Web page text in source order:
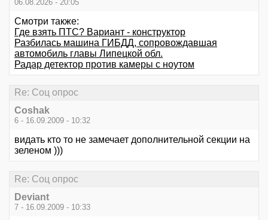
06.08.2026 - 20:05
Смотри также:
Где взять ПТС? Вариант - конструктор
Разбилась машина ГИБДД, сопровождавшая
автомобиль главы Липецкой обл.
Радар детектор против камеры с ноутом
Re: Соц опрос
Coshak
6 - 16.09.2009 - 10:32
видать кто то не замечает дополнительной секции на
зеленом )))
Re: Соц опрос
Deviant
7 - 16.09.2009 - 10:33